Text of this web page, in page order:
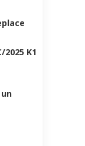
K1